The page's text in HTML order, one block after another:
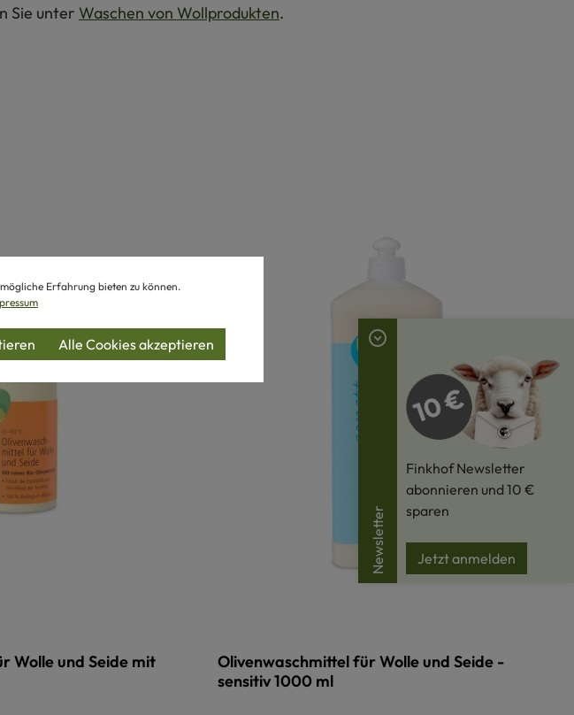
Sie unter Waschen von Wollprodukten.
Wolle und Seide mit
Olivenwaschmittel für Wolle und Seide -
sensitiv 1000 ml
Newsletter
Finkhof Newsletter
abonnieren und 10 €
sparen
Jetzt anmelden
Erfahrung bieten zu können.
Alle Cookies akzeptieren